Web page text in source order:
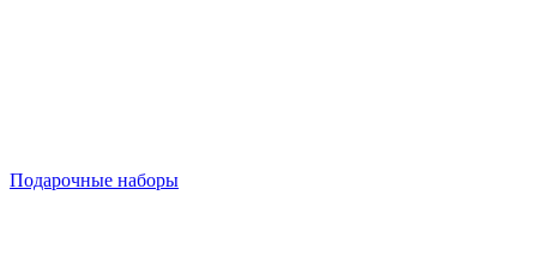
Подарочные наборы